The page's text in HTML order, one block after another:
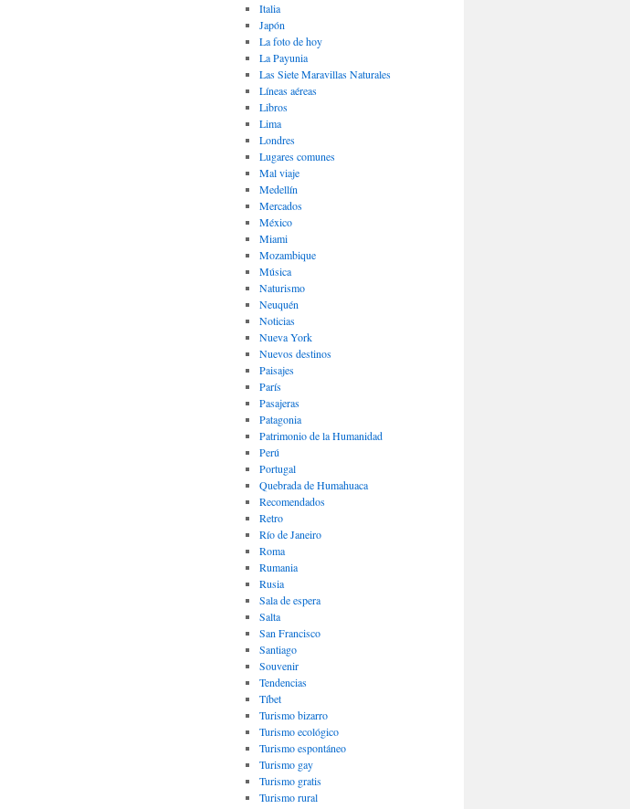
Italia
Japón
La foto de hoy
La Payunia
Las Siete Maravillas Naturales
Lí­neas aéreas
Libros
Lima
Londres
Lugares comunes
Mal viaje
Medellín
Mercados
México
Miami
Mozambique
Música
Naturismo
Neuquén
Noticias
Nueva York
Nuevos destinos
Paisajes
Parí­s
Pasajeras
Patagonia
Patrimonio de la Humanidad
Perú
Portugal
Quebrada de Humahuaca
Recomendados
Retro
Río de Janeiro
Roma
Rumania
Rusia
Sala de espera
Salta
San Francisco
Santiago
Souvenir
Tendencias
Tíbet
Turismo bizarro
Turismo ecológico
Turismo espontáneo
Turismo gay
Turismo gratis
Turismo rural